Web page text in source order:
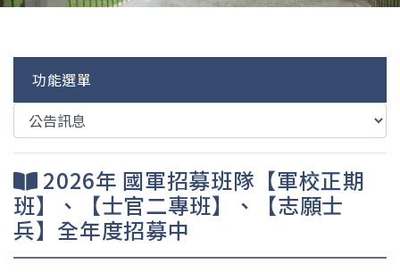
功能選單
2026年 國軍招募班隊【軍校正期
班】、【士官二專班】、【志願士
兵】全年度招募中